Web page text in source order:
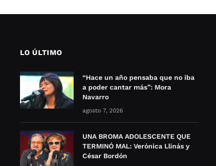
LO ÚLTIMO
“Hace un año pensaba que no iba
a poder cantar más”: Mora
Navarro
agosto 7, 2026
UNA BROMA ADOLESCENTE QUE
TERMINÓ MAL: Verónica Llinás y
César Bordón